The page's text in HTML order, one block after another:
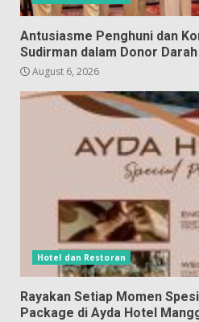
Antusiasme Penghuni dan
Sudirman dalam Donor
August 6, 2026
Hotel dan Restoran
Rayakan Setiap Momen
Package di Ayda Hotel